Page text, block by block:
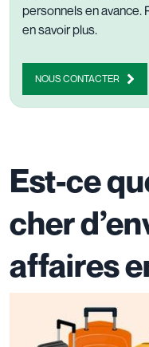
personnels en avance.
en savoir plus.
NOUS CONTACTER
Est-ce
cher
affaires